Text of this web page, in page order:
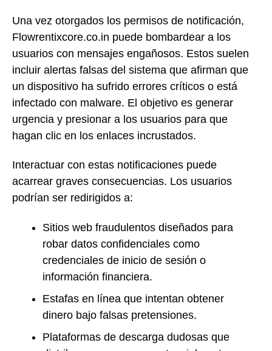
Una vez otorgados los permisos de notificación,
Flowrentixcore.co.in puede bombardear a los
usuarios con mensajes engañosos. Estos suelen
incluir alertas falsas del sistema que afirman que
un dispositivo ha sufrido errores críticos o está
infectado con malware. El objetivo es generar
urgencia y presionar a los usuarios para que
hagan clic en los enlaces incrustados.
Interactuar con estas notificaciones puede
acarrear graves consecuencias. Los usuarios
podrían ser redirigidos a:
Sitios web fraudulentos diseñados para
robar datos confidenciales como
credenciales de inicio de sesión o
información financiera.
Estafas en línea que intentan obtener
dinero bajo falsas pretensiones.
Plataformas de descarga dudosas que